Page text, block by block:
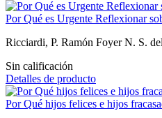
Por Qué es Urgente Reflexionar
Ricciardi, P. Ramón Foyer N. S.
Sin calificación
Detalles de producto
Por Qué hijos felices e hijos